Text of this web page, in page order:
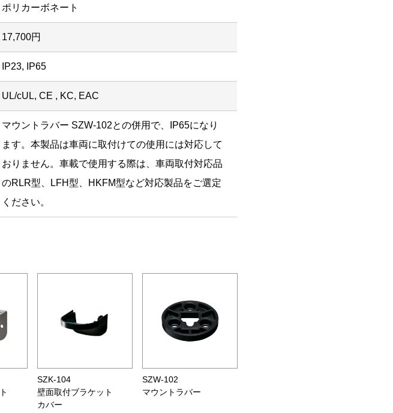
ポリカーボネート
17,700円
IP23, IP65
UL/cUL, CE , KC, EAC
マウントラバー SZW-102との併用で、IP65になり
ます。本製品は車両に取付けての使用には対応して
おりません。車載で使用する際は、車両取付対応品
のRLR型、LFH型、HKFM型など対応製品をご選定
ください。
SZK-104
壁面取付ブラケット
カバー
SZW-102
マウントラバー